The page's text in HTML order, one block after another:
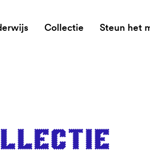
Collectie Steun het